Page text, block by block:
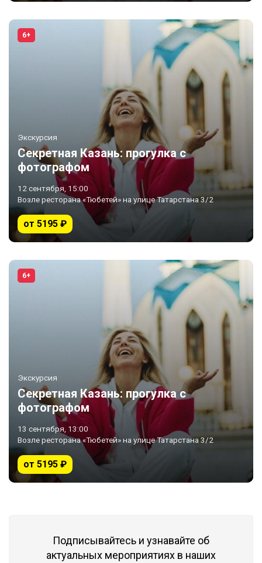
6+
Экскурсия
Секретная Казань: прогулка с
фотографом
12 сентября, 15:00
Возле ресторана «Тюбетей» на улице Татарстана 3/2
от 5195 ₽
6+
Экскурсия
Секретная Казань: прогулка с
фотографом
13 сентября, 13:00
Возле ресторана «Тюбетей» на улице Татарстана 3/2
от 5195 ₽
Подписывайтесь и узнавайте об
актуальных мероприятиях в наших